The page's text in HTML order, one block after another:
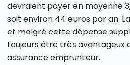
devraient payer en moyenne
soit environ 44 euros par an.
et malgré cette dépense
toujours être très avantageux
assurance emprunteur.